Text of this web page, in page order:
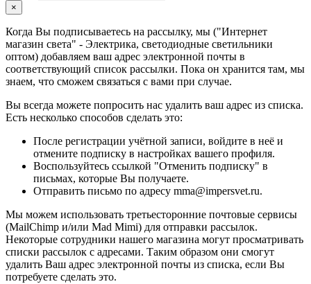
×
Когда Вы подписываетесь на рассылку, мы ("Интернет
магазин света" - Электрика, светодиодные светильники
оптом) добавляем ваш адрес электронной почты в
соответствующий список рассылки. Пока он хранится там, мы
знаем, что сможем связаться с вами при случае.
Вы всегда можете попросить нас удалить ваш адрес из списка.
Есть несколько способов сделать это:
После регистрации учётной записи, войдите в неё и
отмените подписку в настройках вашего профиля.
Воспользуйтесь ссылкой "Отменить подписку" в
письмах, которые Вы получаете.
Отправить письмо по адресу mma@impersvet.ru.
Мы можем использовать третьесторонние почтовые сервисы
(MailChimp и/или Mad Mimi) для отправки рассылок.
Некоторые сотрудники нашего магазина могут просматривать
списки рассылок с адресами. Таким образом они смогут
удалить Ваш адрес электронной почты из списка, если Вы
потребуете сделать это.